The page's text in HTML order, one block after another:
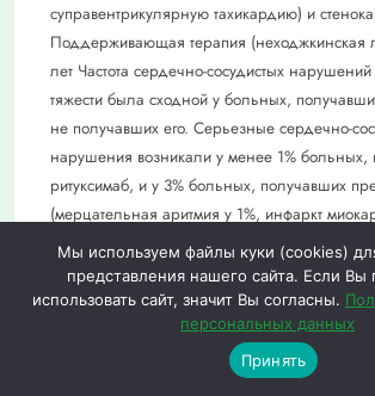
суправентрикулярную тахикардию) и
Поддерживающая терапия (неходжкинская
лет Частота сердечно-сосудистых
тяжести была сходной у больных,
не получавших его. Серьезные сердечно-
нарушения возникали у менее 1% больных,
ритуксимаб, и у 3% больных, получавших
(мерцательная аритмия у 1%, инфаркт
левожелудочковая недостаточность у <1%,
миокарда у <1%). Ритуксимаб в комбинации с
по следующим схемам: R-CVP при
R-CHOP при диффузной В-крупноклеточной
лимфоме; R-FC при хроническом
нарушений сердечного ритма 3 и 4 степени
Избранное
0
Мы используем файлы куки (cookies)
представления нашего сайта. Если Вы
использовать сайт, значит Вы согласны.
персональных данных
Принять